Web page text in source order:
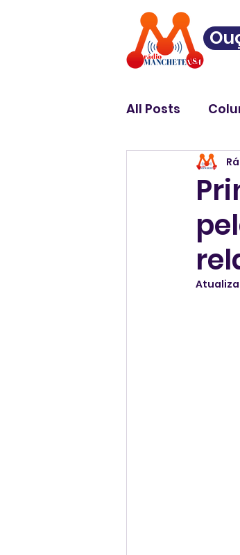
All Posts